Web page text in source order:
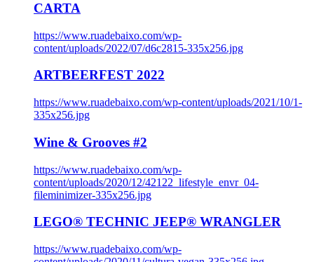
CARTA
https://www.ruadebaixo.com/wp-
content/uploads/2022/07/d6c2815-335x256.jpg
ARTBEERFEST 2022
https://www.ruadebaixo.com/wp-content/uploads/2021/10/1-
335x256.jpg
Wine & Grooves #2
https://www.ruadebaixo.com/wp-
content/uploads/2020/12/42122_lifestyle_envr_04-
fileminimizer-335x256.jpg
LEGO® TECHNIC JEEP® WRANGLER
https://www.ruadebaixo.com/wp-